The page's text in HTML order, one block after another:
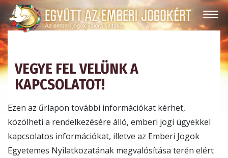
VEGYE FEL VELÜNK A
KAPCSOLATOT!
Ezen az űrlapon további információkat kérhet,
közölheti a rendelkezésére álló, emberi jogi ügyekkel
kapcsolatos információkat, illetve az Emberi Jogok
Egyetemes Nyilatkozatának megvalósítása terén elért